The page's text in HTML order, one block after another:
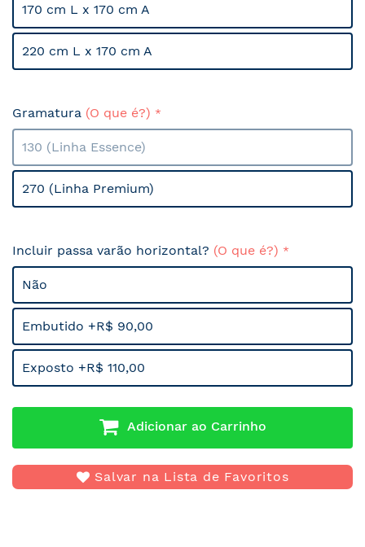
170 cm L x 170 cm A
220 cm L x 170 cm A
Gramatura (O que é?)
130 (Linha Essence)
270 (Linha Premium)
Incluir passa varão horizontal? (O que é?)
Não
Embutido +R$ 90,00
Exposto +R$ 110,00
Adicionar ao Carrinho
Salvar na Lista de Favoritos